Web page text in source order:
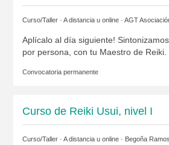
Curso/Taller · A distancia u online · AGT
Aplícalo al día siguiente!
por persona, con tu Maestro de Reiki.
Convocatoria permanente
Curso de Reiki Usui, nivel I
Curso/Taller · A distancia u online · Begoña Ramos